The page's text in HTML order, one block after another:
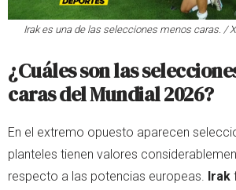
Irak es una de las selecciones menos caras. /
¿Cuáles son las
caras del Mundial 2026?
En el extremo opuesto aparecen
planteles tienen valores
respecto a las potencias europeas. Irak